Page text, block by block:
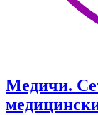
Медичи.